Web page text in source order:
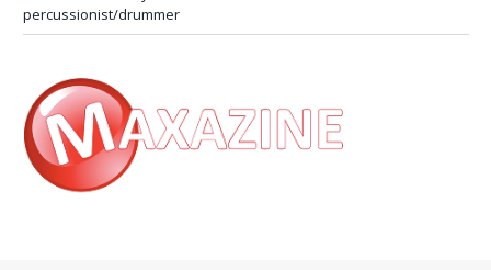
percussionist/drummer